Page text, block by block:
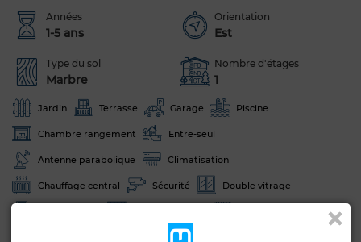
Années
1-5 ans
Orientation
Est
Type du sol
Marbre
Nombre d'étages
1
Jardin Terrasse Garage Piscine
Chambre rangement Entre-seul
Antenne parabolique Climatisation
Chauffage central Sécurité Double vitrage
Animaux domestiques autorisés